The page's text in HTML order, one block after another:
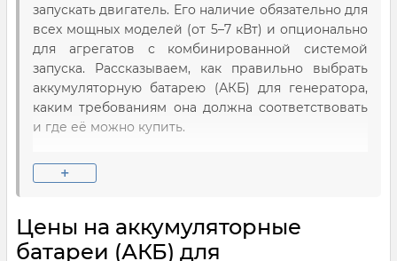
запускать двигатель. Его наличие обязательно для
всех мощных моделей (от 5–7 кВт) и опционально
для агрегатов с комбинированной системой
запуска. Рассказываем, как правильно выбрать
аккумуляторную батарею (АКБ) для генератора,
каким требованиям она должна соответствовать
и где её можно купить.
Какими должны быть батареи для
электростанций?
которые используются в источниках
бесперебойного питания для квартир и
+
Цены на аккумуляторные
батареи (АКБ) для